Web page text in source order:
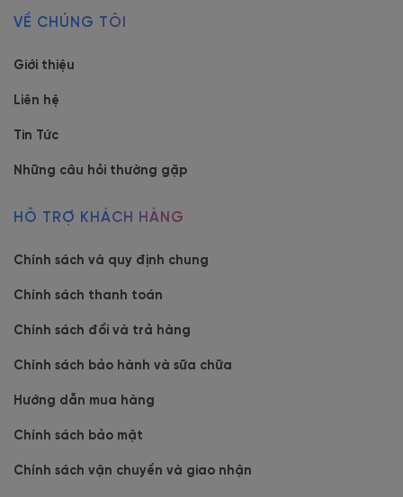
VỀ CHÚNG TÔI
Giới thiệu
Liên hệ
Tin Tức
Những câu hỏi thường gặp
HỖ TRỢ KHÁCH HÀNG
Chính sách và quy định chung
Chính sách thanh toán
Chính sách đổi và trả hàng
Chính sách bảo hành và sữa chữa
Hướng dẫn mua hàng
Chính sách bảo mật
Chính sách vận chuyển và giao nhận